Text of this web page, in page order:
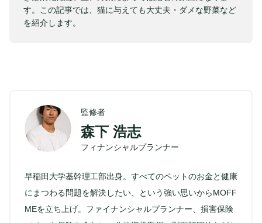
す。この記事では、猫に与えても大丈夫・ダメな野菜など
を紹介します。
監修者
森下 浩志
フィナンシャルプランナー
早稲田大学基幹理工部出身。すべてのペットのお金と健康
にまつわる問題を解決したい、という強い思いからMOFF
MEを立ち上げ。ファイナンシャルプランナー、損害保険